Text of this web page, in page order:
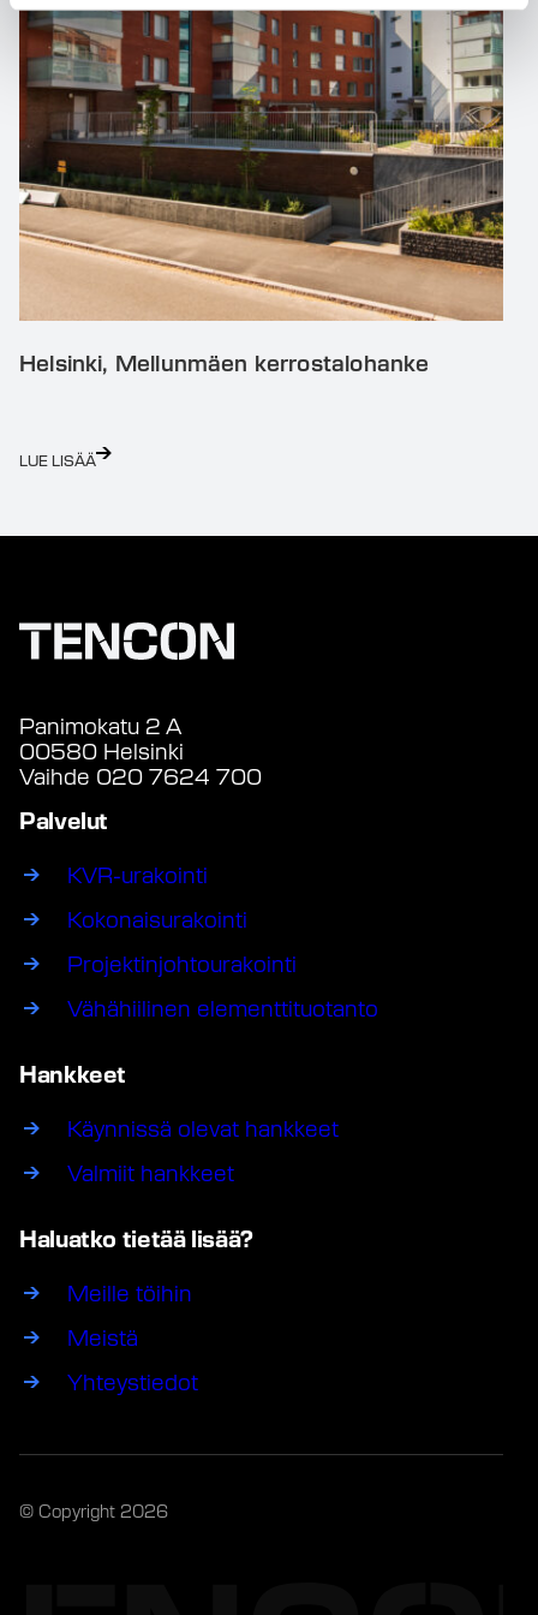
Helsinki, Mellunmäen kerrostalohanke
LUE LISÄÄ
Panimokatu 2 A
00580 Helsinki
Vaihde 020 7624 700
Palvelut
KVR-urakointi
Kokonaisurakointi
Projektinjohtourakointi
Vähähiilinen elementtituotanto
Hankkeet
Käynnissä olevat hankkeet
Valmiit hankkeet
Haluatko tietää lisää?
Meille töihin
Meistä
Yhteystiedot
© Copyright 2026